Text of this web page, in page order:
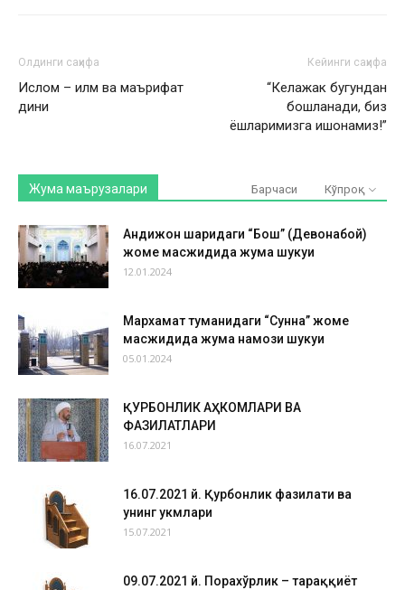
Олдинги саҳифа
Ислом – илм ва маърифат
дини
Кейинги саҳифа
“Келажак бугундан
бошланади, биз
ёшларимизга ишонамиз!”
Жума маърузалари Барчаси Кўпроқ
Андижон шаҳридаги “Бош” (Девонабой)
жоме масжидида жума шукуҳи
12.01.2024
Мархамат туманидаги “Сунна” жоме
масжидида жума намози шукуҳи
05.01.2024
ҚУРБОНЛИК АҲКОМЛАРИ ВА
ФАЗИЛАТЛАРИ
16.07.2021
16.07.2021 й. Қурбонлик фазилати ва
унинг ҳукмлари
15.07.2021
09.07.2021 й. Порахўрлик – тараққиёт